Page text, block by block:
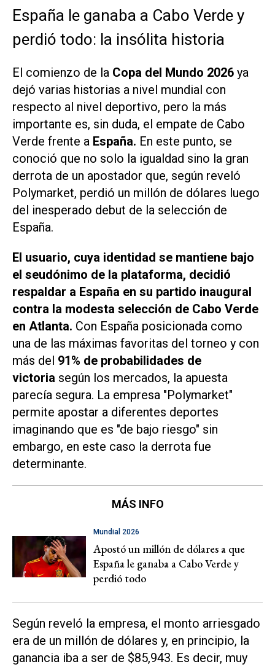
España le ganaba a Cabo Verde y
perdió todo: la insólita historia
El comienzo de la Copa del Mundo 2026 ya
dejó varias historias a nivel mundial con
respecto al nivel deportivo, pero la más
importante es, sin duda, el empate de Cabo
Verde frente a España. En este punto, se
conoció que no solo la igualdad sino la gran
derrota de un apostador que, según reveló
Polymarket, perdió un millón de dólares luego
del inesperado debut de la selección de
España.
El usuario, cuya identidad se mantiene bajo
el seudónimo de la plataforma, decidió
respaldar a España en su partido inaugural
contra la modesta selección de Cabo Verde
en Atlanta. Con España posicionada como
una de las máximas favoritas del torneo y con
más del 91% de probabilidades de
victoria según los mercados, la apuesta
parecía segura. La empresa "Polymarket"
permite apostar a diferentes deportes
imaginando que es "de bajo riesgo" sin
embargo, en este caso la derrota fue
determinante.
MÁS INFO
Mundial 2026
Apostó un millón de dólares a que
España le ganaba a Cabo Verde y
perdió todo
Según reveló la empresa, el monto arriesgado
era de un millón de dólares y, en principio, la
ganancia iba a ser de $85,943. Es decir, muy